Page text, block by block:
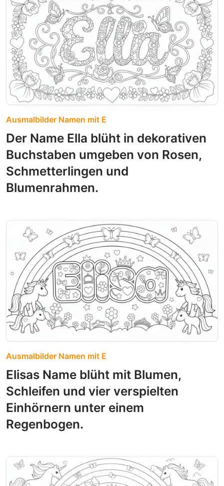
Ausmalbilder Namen mit E
Der Name Ella blüht in dekorativen
Buchstaben umgeben von Rosen,
Schmetterlingen und
Blumenrahmen.
Ausmalbilder Namen mit E
Elisas Name blüht mit Blumen,
Schleifen und vier verspielten
Einhörnern unter einem
Regenbogen.